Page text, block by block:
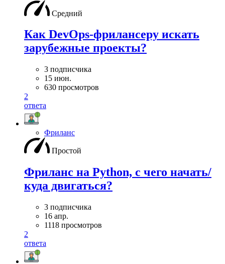
Средний
Как DevOps-фрилансеру искать
зарубежные проекты?
3 подписчика
15 июн.
630 просмотров
2
ответа
Фриланс
Простой
Фриланс на Python, с чего начать/
куда двигаться?
3 подписчика
16 апр.
1118 просмотров
2
ответа